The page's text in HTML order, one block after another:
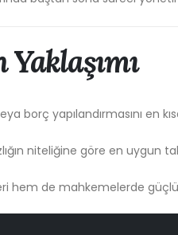
borç yapılandırmasını en
niteliğine göre en uygun
hem de mahkemelerde